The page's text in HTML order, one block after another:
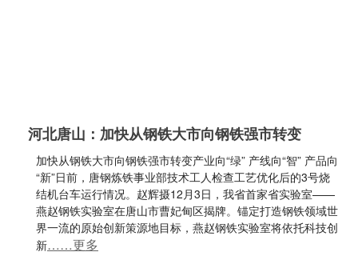
河北唐山：加快从钢铁大市向钢铁强市转变
加快从钢铁大市向钢铁强市转变产业向“绿” 产线向“智” 产品向
“新”日前，唐钢炼铁事业部技术工人检查工艺优化后的3号烧
结机台车运行情况。赵辉摄12月3日，我省首家省实验室——
燕赵钢铁实验室在唐山市曹妃甸区揭牌。锚定打造钢铁领域世
界一流的原始创新策源地目标，燕赵钢铁实验室将依托科技创
新……更多